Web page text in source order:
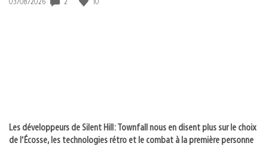
Les développeurs de Silent Hill: Townfall nous en disent plus sur le choix
de l’Écosse, les technologies rétro et le combat à la première personne